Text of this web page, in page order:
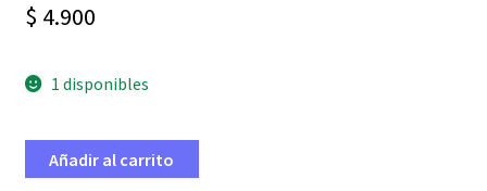
$ 4.900
1 disponibles
Añadir al carrito